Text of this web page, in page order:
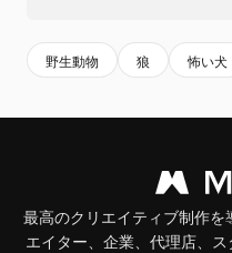
野生動物 狼 怖い犬
最高のクリエイティブ制作
エイター、企業、代理店、